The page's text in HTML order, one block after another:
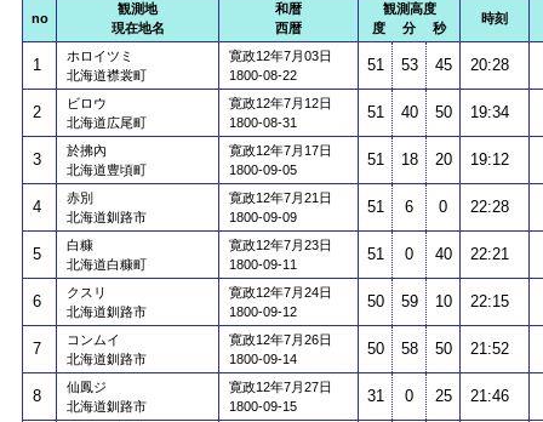
no
観測地
現在地名
和暦
西暦
観測高度
度 分 秒
時刻
1
ホロイツミ
北海道襟裳町
寛政12年7月03日
1800-08-22
51 53 45 20:28
2
ビロウ
北海道広尾町
寛政12年7月12日
1800-08-31
51 40 50 19:34
3
於拂內
北海道豊頃町
寛政12年7月17日
1800-09-05
51 18 20 19:12
4
赤別
北海道釧路市
寛政12年7月21日
1800-09-09
51 6 0 22:28
5
白糠
北海道白糠町
寛政12年7月23日
1800-09-11
51 0 40 22:21
6
クスリ
北海道釧路市
寛政12年7月24日
1800-09-12
50 59 10 22:15
7
コンムイ
北海道釧路市
寛政12年7月26日
1800-09-14
50 58 50 21:52
8
仙鳳ジ
北海道釧路市
寛政12年7月27日
1800-09-15
31 0 25 21:46